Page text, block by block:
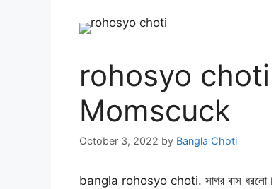
rohosyo choti
Momscuck
October 3, 2022 by Bangla Choti
bangla rohosyo choti. সাগর বাস ধরলো।